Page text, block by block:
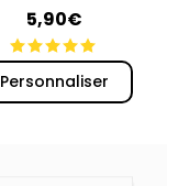
5,90€
Personnaliser